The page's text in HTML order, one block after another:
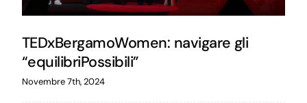
TEDxBergamoWomen: navigare gli
“equilibriPossibili”
Novembre 7th, 2024